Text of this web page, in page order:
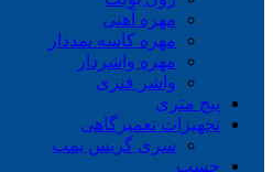
مهره آهنی
مهره کاسه نمددار
مهره واشردار
واشر فنری
پیچ متری
تجهیزات تعمیرگاهی
سری گریس پمپ
چسب